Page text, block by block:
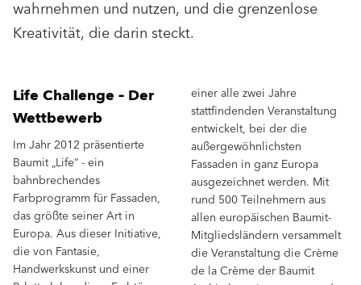
wahrnehmen und nutzen, und die grenzenlose
Kreativität, die darin steckt.
Life Challenge – Der
Wettbewerb
Im Jahr 2012 präsentierte
Baumit „Life“ - ein
bahnbrechendes
Farbprogramm für Fassaden,
das größte seiner Art in
Europa. Aus dieser Initiative,
die von Fantasie,
Handwerkskunst und einer
einer alle zwei Jahre
stattfindenden Veranstaltung
entwickelt, bei der die
außergewöhnlichsten
Fassaden in ganz Europa
ausgezeichnet werden. Mit
rund 500 Teilnehmern aus
allen europäischen Baumit-
Mitgliedsländern versammelt
die Veranstaltung die Crème
de la Crème der Baumit